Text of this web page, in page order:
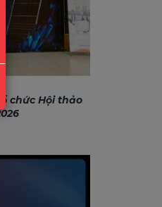
chức Hội thảo